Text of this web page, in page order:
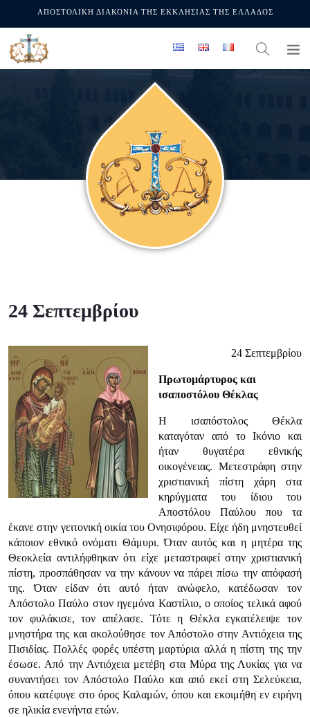
ΑΠΟΣΤΟΛΙΚΗ ΔΙΑΚΟΝΙΑ ΤΗΣ ΕΚΚΛΗΣΙΑΣ ΤΗΣ ΕΛΛΑΔΟΣ
24 Σεπτεμβρίου
24 Σεπτεμβρίου
Πρωτομάρτυρος και
ισαποστόλου Θέκλας
Η ισαπόστολος Θέκλα
καταγόταν από το Ικόνιο και
ήταν θυγατέρα εθνικής
οικογένειας. Μετεστράφη στην
χριστιανική πίστη χάρη στα
κηρύγματα του ίδιου του
Αποστόλου Παύλου που τα
έκανε στην γειτονική οικία του Ονησιφόρου. Είχε ήδη μνηστευθεί
κάποιον εθνικό ονόματι Θάμυρι. Όταν αυτός και η μητέρα της
Θεοκλεία αντιλήφθηκαν ότι είχε μεταστραφεί στην χριστιανική
πίστη, προσπάθησαν να την κάνουν να πάρει πίσω την απόφασή
της. Όταν είδαν ότι αυτό ήταν ανώφελο, κατέδωσαν τον
Απόστολο Παύλο στον ηγεμόνα Καστίλιο, ο οποίος τελικά αφού
τον φυλάκισε, τον απέλασε. Τότε η Θέκλα εγκατέλειψε τον
μνηστήρα της και ακολούθησε τον Απόστολο στην Αντιόχεια της
Πισιδίας. Πολλές φορές υπέστη μαρτύρια αλλά η πίστη της την
έσωσε. Από την Αντιόχεια μετέβη στα Μύρα της Λυκίας για να
συναντήσει τον Απόστολο Παύλο και από εκεί στη Σελεύκεια,
όπου κατέφυγε στο όρος Καλαμών, όπου και εκοιμήθη εν ειρήνη
σε ηλικία ενενήντα ετών.